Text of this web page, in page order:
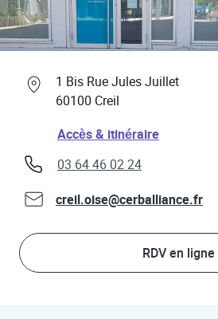
Professionnels de santé
1 Bis Rue Jules Juillet
60100 Creil
Link Opens in New Tab
Accès & itinéraireLink
phone
03 64 46 02 24
creil.oise@cerballiance.fr
RDV en ligne